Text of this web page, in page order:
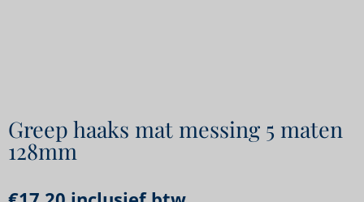
Greep haaks mat messing 5 maten
128mm